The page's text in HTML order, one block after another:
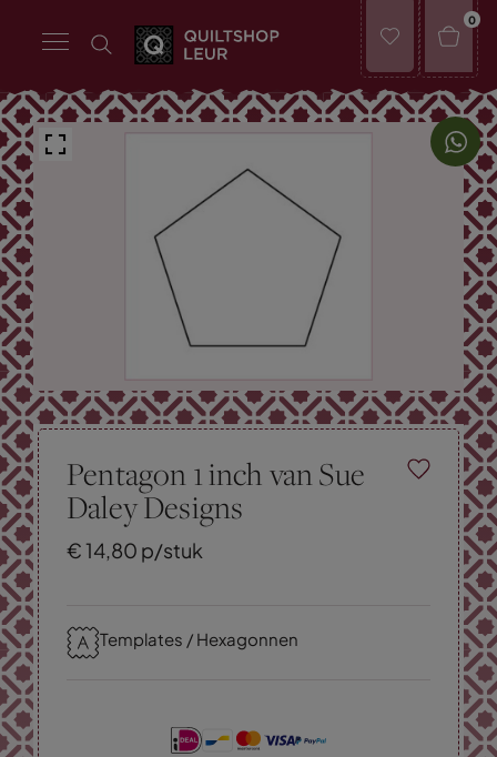
0
Pentagon 1 inch van Sue
Daley Designs
€14,80 p/stuk
Templates / Hexagonnen